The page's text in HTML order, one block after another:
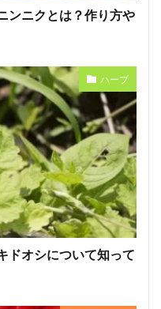
ンニクとは？作り方や
ハーブ
ドオシについて知って